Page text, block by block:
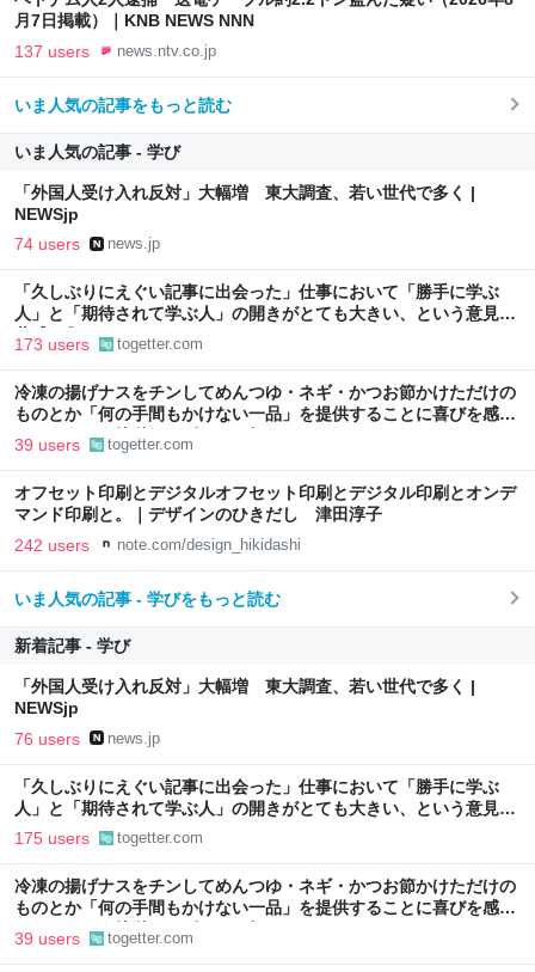
月7日掲載）｜KNB NEWS NNN
137 users news.ntv.co.jp
いま人気の記事をもっと読む
いま人気の記事 - 学び
「外国人受け入れ反対」大幅増 東大調査、若い世代で多く |
NEWSjp
74 users news.jp
「久しぶりにえぐい記事に出会った」仕事において「勝手に学ぶ
人」と「期待されて学ぶ人」の開きがとても大きい、という意見に
共感が集まる
173 users togetter.com
冷凍の揚げナスをチンしてめんつゆ・ネギ・かつお節かけただけの
ものとか「何の手間もかけない一品」を提供することに喜びを感じ
る…こういう簡単レシピもっと知りたい
39 users togetter.com
オフセット印刷とデジタルオフセット印刷とデジタル印刷とオンデ
マンド印刷と。｜デザインのひきだし 津田淳子
242 users note.com/design_hikidashi
いま人気の記事 - 学びをもっと読む
新着記事 - 学び
「外国人受け入れ反対」大幅増 東大調査、若い世代で多く |
NEWSjp
76 users news.jp
「久しぶりにえぐい記事に出会った」仕事において「勝手に学ぶ
人」と「期待されて学ぶ人」の開きがとても大きい、という意見に
共感が集まる
175 users togetter.com
冷凍の揚げナスをチンしてめんつゆ・ネギ・かつお節かけただけの
ものとか「何の手間もかけない一品」を提供することに喜びを感じ
る…こういう簡単レシピもっと知りたい
39 users togetter.com